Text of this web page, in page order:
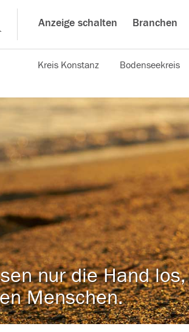
Anzeige schalten Branchen
Kreis Konstanz Bodenseekreis
nur die Hand los,
Menschen.